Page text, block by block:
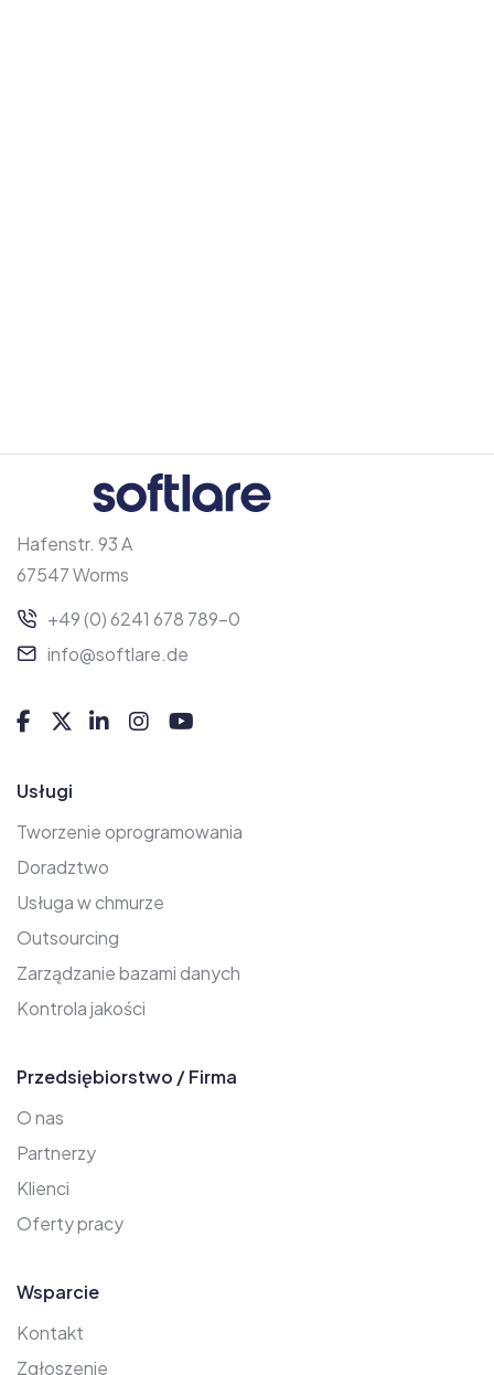
Hafenstr. 93 A
67547 Worms
+49 (0) 6241 678 789-0
info@softlare.de
Usługi
Tworzenie oprogramowania
Doradztwo
Usługa w chmurze
Outsourcing
Zarządzanie bazami danych
Kontrola jakości
Przedsiębiorstwo / Firma
O nas
Partnerzy
Klienci
Oferty pracy
Wsparcie
Kontakt
Zgłoszenie